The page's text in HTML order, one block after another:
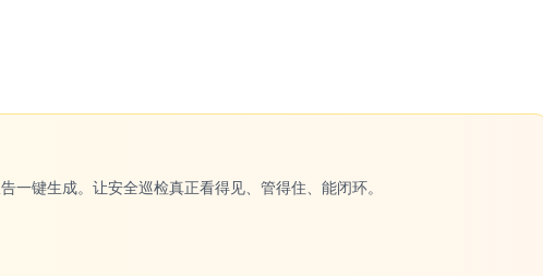
一键生成。让安全巡检真正看得见、管得住、能闭环。